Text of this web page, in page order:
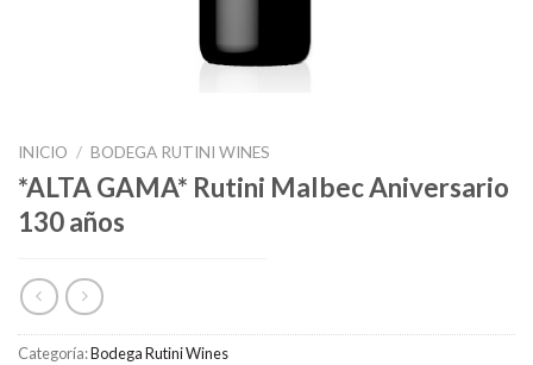
INICIO / BODEGA RUTINI WINES
*ALTA GAMA* Rutini Malbec Aniversario
130 años
Categoría:Bodega Rutini Wines